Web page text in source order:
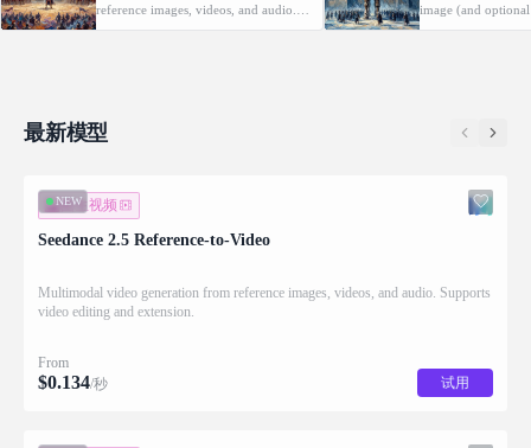
reference images, videos, and audio.
Supports video editing and extension.
image (and
with native audio.
最新模型
NEW
图生视频
Seedance 2.5 Reference-to-Video
Multimodal video generation from reference images, videos, and audio. Supports
video editing and extension.
From
$0.134/秒 试用